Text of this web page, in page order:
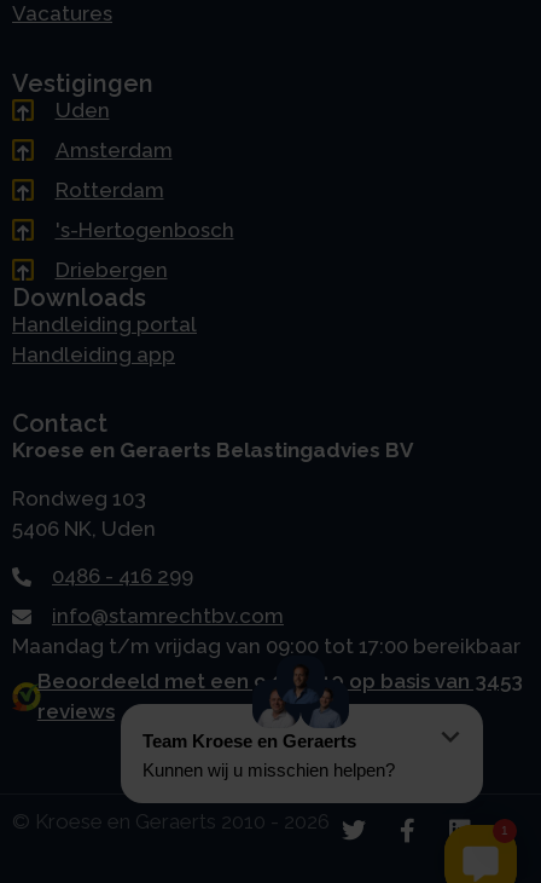
Vacatures
Vestigingen
Uden
Amsterdam
Rotterdam
's-Hertogenbosch
Driebergen
Downloads
Handleiding portal
Handleiding app
Contact
Kroese en Geraerts Belastingadvies BV
Rondweg 103
5406 NK, Uden
0486 - 416 299
info@stamrechtbv.com
Maandag t/m vrijdag van 09:00 tot 17:00 bereikbaar
Beoordeeld met een 9.0 uit 10 op basis van 3453
reviews
© Kroese en Geraerts 2010 - 2026